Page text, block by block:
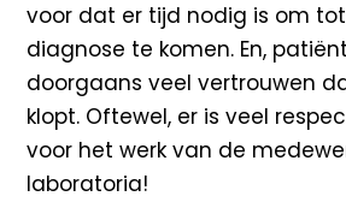
voor dat er tijd nodig is om
diagnose te komen. En,
doorgaans veel vertrouwen
klopt. Oftewel, er is veel
voor het werk van de
laboratoria!